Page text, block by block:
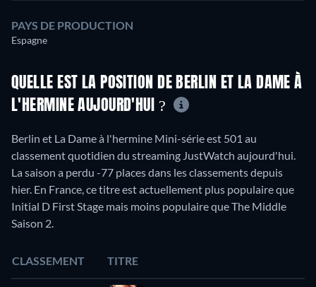
PAYS DE PRODUCTION
Espagne
QUELLE EST LA POSITION DE BERLIN ET LA DAME À
L'HERMINE AUJOURD'HUI ?
Berlin et La Dame à l'hermine Mini-série est 501 au
classement quotidien du streaming JustWatch aujourd'hui.
La saison a perdu -77 places dans les classements depuis
hier. En France, ce titre est actuellement plus populaire que
Initial D First Stage mais moins populaire que The Middle
Saison 2.
CLASSEMENT TITRE